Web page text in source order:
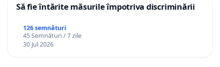
Să fie întărite măsurile împotriva discriminării
126 semnături
45 Semnături / 7 zile
30 Jul 2026